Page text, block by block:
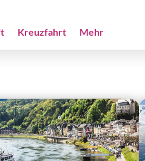
Kreuzfahrt Mehr